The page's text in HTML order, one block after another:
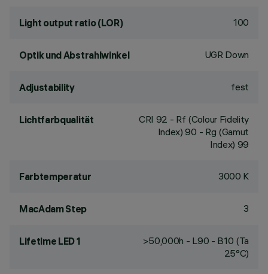
Light output ratio (LOR) 100
Optik und Abstrahlwinkel UGR Down
Adjustability fest
Lichtfarbqualität CRI 92 - Rf (Colour Fidelity
Index) 90 - Rg (Gamut
Index) 99
Farbtemperatur 3000 K
MacAdam Step 3
Lifetime LED 1
>50,000h - L90 - B10 (Ta
25°C)